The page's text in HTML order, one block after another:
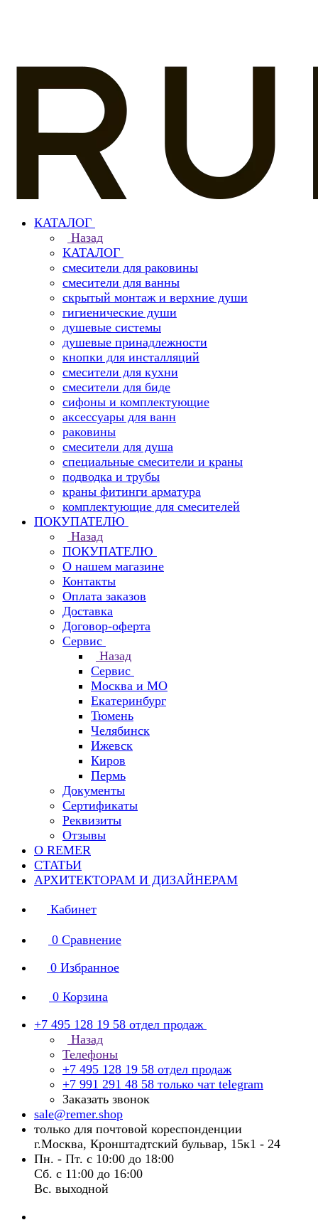
КАТАЛОГ
Назад
КАТАЛОГ
смесители для раковины
смесители для ванны
скрытый монтаж и верхние души
гигиенические души
душевые системы
душевые принадлежности
кнопки для инсталляций
смесители для кухни
смесители для биде
сифоны и комплектующие
аксессуары для ванн
раковины
смесители для душа
специальные смесители и краны
подводка и трубы
краны фитинги арматура
комплектующие для смесителей
ПОКУПАТЕЛЮ
Назад
ПОКУПАТЕЛЮ
О нашем магазине
Контакты
Оплата заказов
Доставка
Договор-оферта
Сервис
Назад
Сервис
Москва и МО
Екатеринбург
Тюмень
Челябинск
Ижевск
Киров
Пермь
Документы
Сертификаты
Реквизиты
Отзывы
О REMER
СТАТЬИ
АРХИТЕКТОРАМ И ДИЗАЙНЕРАМ
Кабинет
0 Сравнение
0 Избранное
0 Корзина
+7 495 128 19 58 отдел продаж
Назад
Телефоны
+7 495 128 19 58 отдел продаж
+7 991 291 48 58 только чат telegram
Заказать звонок
sale@remer.shop
только для почтовой кореспонденции
г.Москва, Кронштадтский бульвар, 15к1 - 24
Пн. - Пт. с 10:00 до 18:00
Сб. с 11:00 до 16:00
Вс. выходной